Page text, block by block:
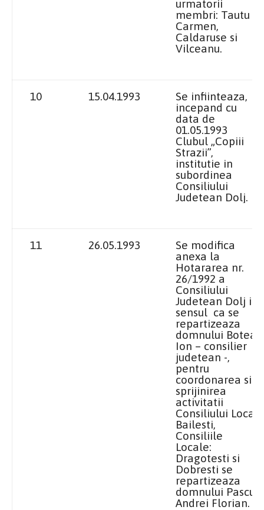
urmatorii
membri: Tautu
Carmen,
Caldaruse si
Vilceanu.
10 15.04.1993
Se infiinteaza,
incepand cu
data de
01.05.1993
Clubul „Copiii
Strazii”,
institutie in
subordinea
Consiliului
Judetean Dolj.
11 26.05.1993
Se modifica
anexa la
Hotararea nr.
26/1992 a
Consiliului
Judetean Dolj in
sensul ca se
repartizeaza
domnului Botea
Ion – consilier
judetean -,
pentru
coordonarea si
sprijinirea
activitatii
Consiliului Local
Bailesti,
Consiliile
Locale:
Dragotesti si
Dobresti se
repartizeaza
domnului Pascu
Andrei Florian.